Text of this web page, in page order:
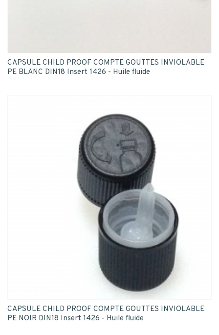
CAPSULE CHILD PROOF COMPTE GOUTTES INVIOLABLE
PE BLANC DIN18 Insert 1426 - Huile fluide
CAPSULE CHILD PROOF COMPTE GOUTTES INVIOLABLE
PE NOIR DIN18 Insert 1426 - Huile fluide